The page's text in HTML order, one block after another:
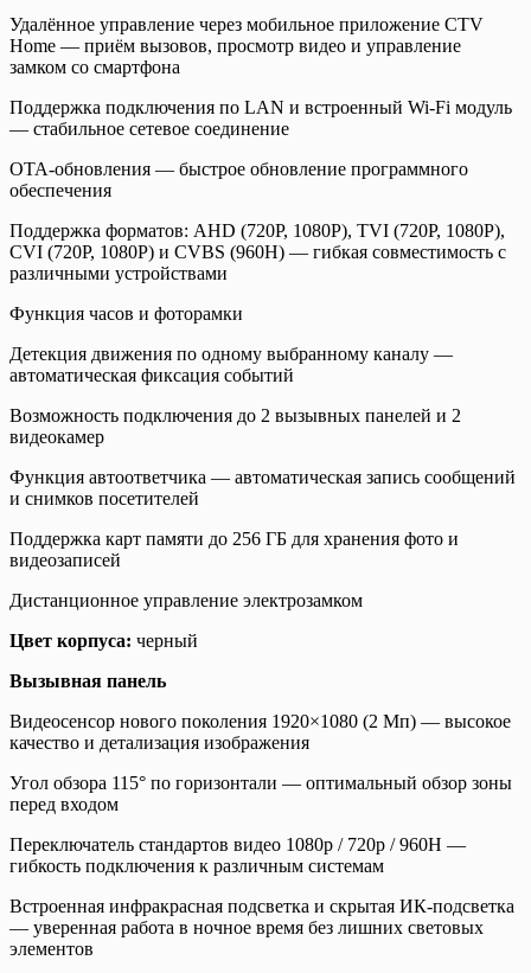
Удалённое управление через мобильное приложение CTV
Home — приём вызовов, просмотр видео и управление
замком со смартфона
Поддержка подключения по LAN и встроенный Wi-Fi модуль
— стабильное сетевое соединение
OTA-обновления — быстрое обновление программного
обеспечения
Поддержка форматов: AHD (720P, 1080P), TVI (720P, 1080P),
CVI (720P, 1080P) и CVBS (960H) — гибкая совместимость с
различными устройствами
Функция часов и фоторамки
Детекция движения по одному выбранному каналу —
автоматическая фиксация событий
Возможность подключения до 2 вызывных панелей и 2
видеокамер
Функция автоответчика — автоматическая запись сообщений
и снимков посетителей
Поддержка карт памяти до 256 ГБ для хранения фото и
видеозаписей
Дистанционное управление электрозамком
Цвет корпуса: черный
Вызывная панель
Видеосенсор нового поколения 1920×1080 (2 Мп) — высокое
качество и детализация изображения
Угол обзора 115° по горизонтали — оптимальный обзор зоны
перед входом
Переключатель стандартов видео 1080p / 720p / 960H —
гибкость подключения к различным системам
Встроенная инфракрасная подсветка и скрытая ИК-подсветка
— уверенная работа в ночное время без лишних световых
элементов